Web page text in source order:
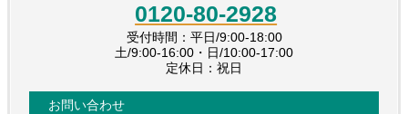
0120-80-2928
受付時間：平日/9:00-18:00
土/9:00-16:00・日/10:00-17:00
定休日：祝日
お問い合わせ